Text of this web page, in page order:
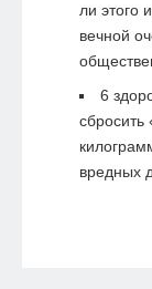
ли этого
вечной
6
сбросить
вредных